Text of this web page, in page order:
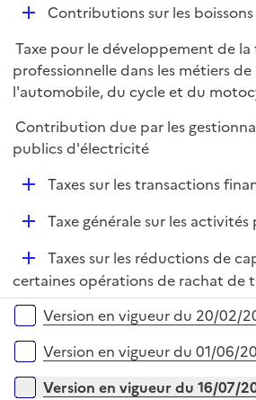
r
D
p
l
i
e
r
Contributions sur les
Taxe pour le développement de
professionnelle dans les métiers
l'automobile, du cycle et du
Contribution due par les
publics d'électricité
D
e
r
Taxes sur les transactions
D
l
e
r
Taxe générale sur les
D
é
p
e
r
Taxes sur les réductions de
certaines opérations de rachat de
Versions sur la période
Version en vigueur du 20/02/
Version en vigueur du 01/06/
Version en vigueur du 16/07/